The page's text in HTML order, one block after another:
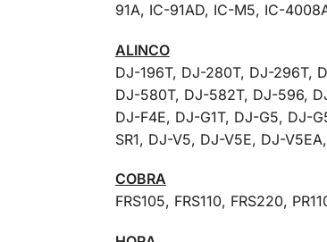
91A, IC-91AD, IC-M5, IC-
ALINCO
DJ-196T, DJ-280T, DJ-
DJ-580T, DJ-582T, DJ-596,
DJ-F4E, DJ-G1T, DJ-G5, DJ-
SR1, DJ-V5, DJ-V5E, DJ-
COBRA
FRS105, FRS110, FRS220,